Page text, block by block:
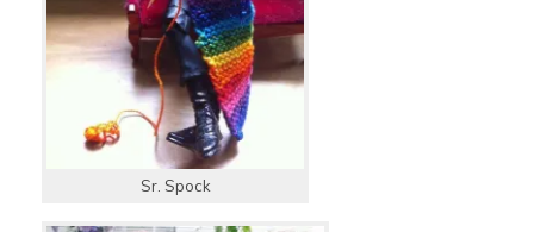
Sr. Spock